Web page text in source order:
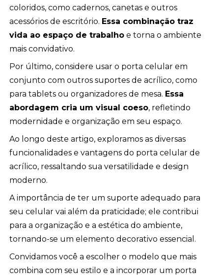
coloridos, como cadernos, canetas e outros
acessórios de escritório. Essa combinação traz
vida ao espaço de trabalho e torna o ambiente
mais convidativo.
Por último, considere usar o porta celular em
conjunto com outros suportes de acrílico, como
para tablets ou organizadores de mesa. Essa
abordagem cria um visual coeso, refletindo
modernidade e organização em seu espaço.
Ao longo deste artigo, exploramos as diversas
funcionalidades e vantagens do porta celular de
acrílico, ressaltando sua versatilidade e design
moderno.
A importância de ter um suporte adequado para
seu celular vai além da praticidade; ele contribui
para a organização e a estética do ambiente,
tornando-se um elemento decorativo essencial.
Convidamos você a escolher o modelo que mais
combina com seu estilo e a incorporar um porta